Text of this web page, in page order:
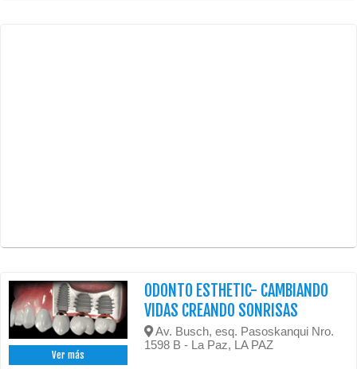
Ver más
ODONTO ESTHETIC- CAMBIANDO
VIDAS CREANDO SONRISAS
Av. Busch, esq. Pasoskanqui Nro.
1598 B - La Paz, LA PAZ